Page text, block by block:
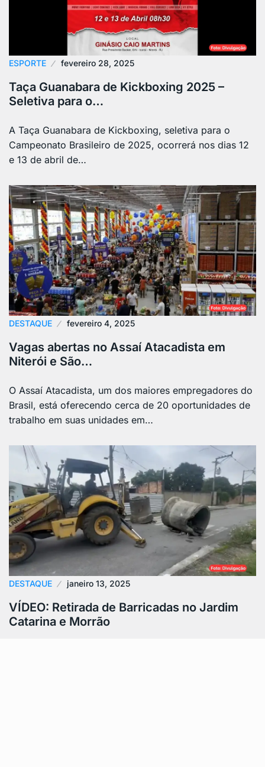
ESPORTE fevereiro 28, 2025
Taça Guanabara de Kickboxing 2025 –
Seletiva para o…
A Taça Guanabara de Kickboxing, seletiva para o
Campeonato Brasileiro de 2025, ocorrerá nos dias 12
e 13 de abril de…
DESTAQUE fevereiro 4, 2025
Vagas abertas no Assaí Atacadista em
Niterói e São…
O Assaí Atacadista, um dos maiores empregadores do
Brasil, está oferecendo cerca de 20 oportunidades de
trabalho em suas unidades em…
DESTAQUE janeiro 13, 2025
VÍDEO: Retirada de Barricadas no Jardim
Catarina e Morrão